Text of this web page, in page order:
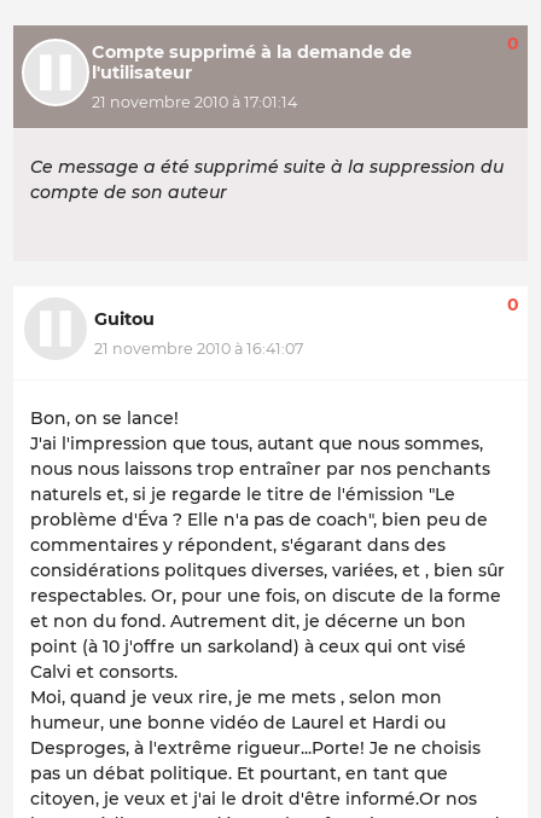
Compte supprimé à la demande de
l'utilisateur
21 novembre 2010 à 17:01:14
0
Ce message a été supprimé suite à la suppression du
compte de son auteur
Guitou
21 novembre 2010 à 16:41:07
0
Bon, on se lance!
J'ai l'impression que tous, autant que nous sommes,
nous nous laissons trop entraîner par nos penchants
naturels et, si je regarde le titre de l'émission "Le
problème d'Éva ? Elle n'a pas de coach", bien peu de
commentaires y répondent, s'égarant dans des
considérations politques diverses, variées, et , bien sûr
respectables. Or, pour une fois, on discute de la forme
et non du fond. Autrement dit, je décerne un bon
point (à 10 j'offre un sarkoland) à ceux qui ont visé
Calvi et consorts.
Moi, quand je veux rire, je me mets , selon mon
humeur, une bonne vidéo de Laurel et Hardi ou
Desproges, à l'extrême rigueur...Porte! Je ne choisis
pas un débat politique. Et pourtant, en tant que
citoyen, je veux et j'ai le droit d'être informé.Or nos